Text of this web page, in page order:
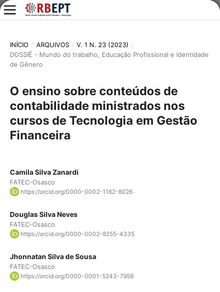
INÍCIO / ARQUIVOS / V. 1 N. 23 (2023) /
DOSSIÊ - Mundo do trabalho, Educação Profissional e Identidade
de Gênero
O ensino sobre conteúdos de
contabilidade ministrados nos
cursos de Tecnologia em Gestão
Financeira
Camila Silva Zanardi
FATEC-Osasco
https://orcid.org/0000-0002-1162-8026
Douglas Silva Neves
FATEC-Osasco
https://orcid.org/0000-0002-8255-4335
Jhonnatan Silva de Sousa
FATEC-Osasco
https://orcid.org/0000-0001-5243-7958